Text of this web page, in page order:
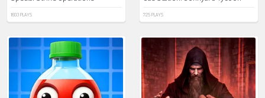
1603 PLAYS 725 PLAYS